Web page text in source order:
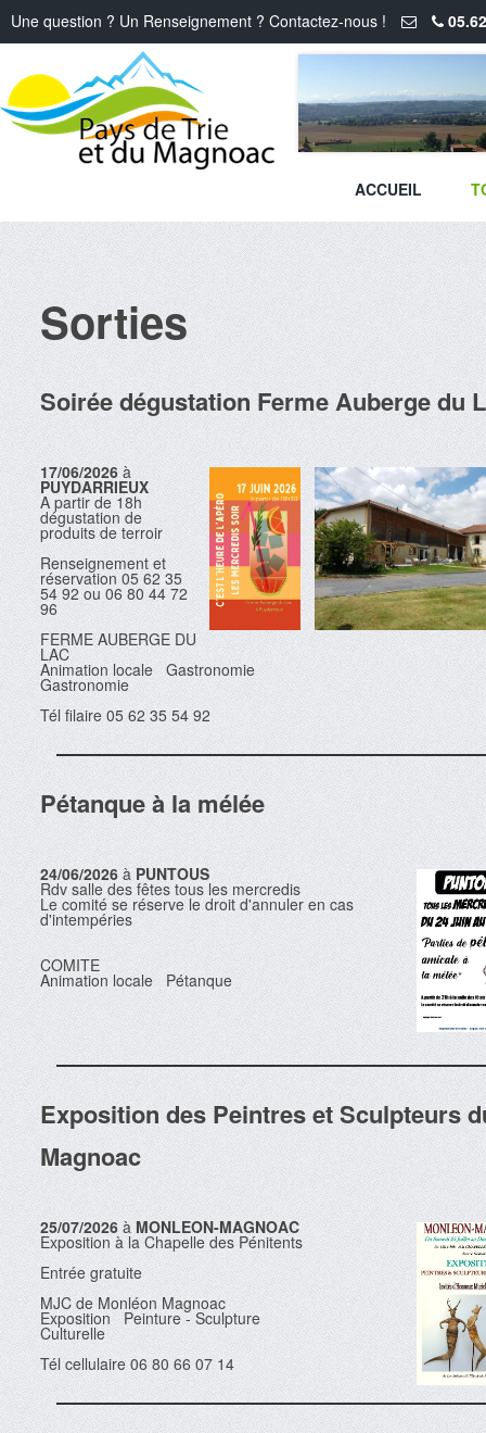
Une question ? Un Renseignement ? Contactez-nous !
ACCUEIL
Sorties
Soirée dégustation Ferme Auberge du
17/06/2026 à
PUYDARRIEUX
A partir de 18h
dégustation de
produits de terroir
Renseignement et
réservation 05 62 35
54 92 ou 06 80 44 72
96
FERME AUBERGE DU
LAC
Animation locale Gastronomie
Gastronomie
Tél filaire 05 62 35 54 92
Pétanque à la mélée
24/06/2026 à PUNTOUS
Rdv salle des fêtes tous les mercredis
Le comité se réserve le droit d'annuler en cas
d'intempéries
COMITE
Animation locale Pétanque
Exposition des Peintres et Sculpteurs
Magnoac
25/07/2026 àMONLEON-MAGNOAC
Exposition à la Chapelle des Pénitents
Entrée gratuite
MJC de Monléon Magnoac
Exposition Peinture - Sculpture
Culturelle
Tél cellulaire 06 80 66 07 14